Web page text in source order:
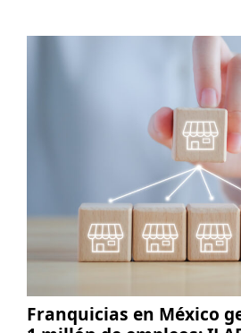
Franquicias en México